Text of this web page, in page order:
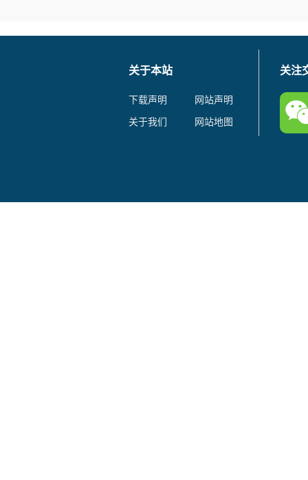
关于本站
下载声明
网站声明
关于我们
网站地图
关注